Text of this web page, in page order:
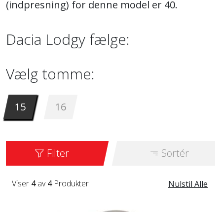
(indpresning) for denne model er 40.
Dacia Lodgy fælge:
Vælg tomme:
15 16
Filter Sortér
Nulstil Alle
Viser 4av4Produkter